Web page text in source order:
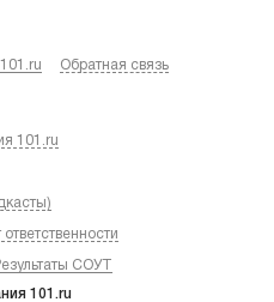
Обратная связь
101.ru
СОУТ
101.ru